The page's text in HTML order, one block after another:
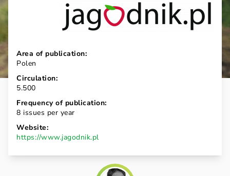
Area of publication:
Polen
Circulation:
5.500
Frequency of publication:
8 issues per year
Website:
https://www.jagodnik.pl